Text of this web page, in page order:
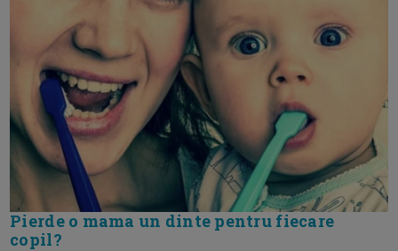
Pierde o mama un dinte pentru fiecare
copil?